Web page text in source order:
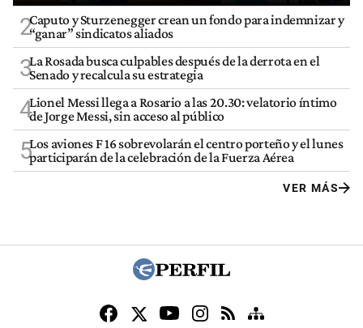
2Caputo y Sturzenegger crean un fondo para indemnizar y
“ganar” sindicatos aliados
3La Rosada busca culpables después de la derrota en el
Senado y recalcula su estrategia
4Lionel Messi llega a Rosario a las 20.30: velatorio íntimo
de Jorge Messi, sin acceso al público
5Los aviones F 16 sobrevolarán el centro porteño y el lunes
participarán de la celebración de la Fuerza Aérea
VER MÁS